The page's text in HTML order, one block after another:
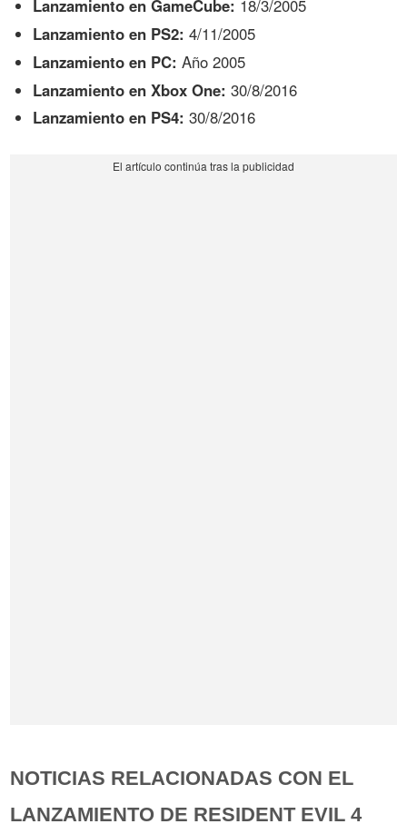
Lanzamiento en GameCube: 18/3/2005
Lanzamiento en PS2: 4/11/2005
Lanzamiento en PC: Año 2005
Lanzamiento en Xbox One: 30/8/2016
Lanzamiento en PS4: 30/8/2016
NOTICIAS RELACIONADAS CON EL
LANZAMIENTO DE RESIDENT EVIL 4